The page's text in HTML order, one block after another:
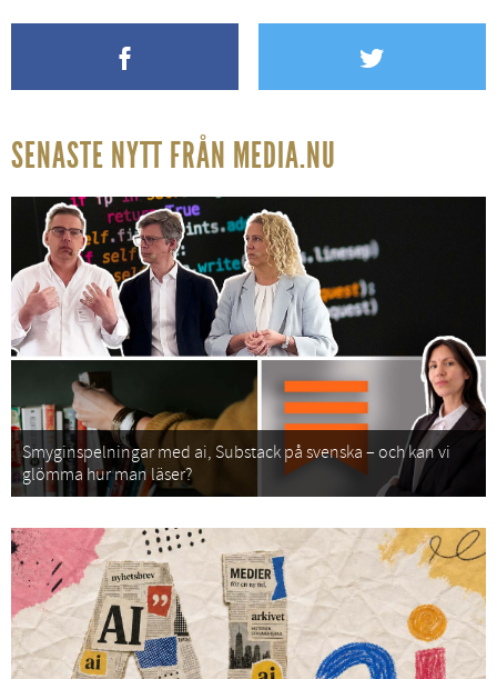
SENASTE NYTT FRÅN MEDIA.NU
Smyginspelningar med ai, Substack på svenska – och kan vi
glömma hur man läser?